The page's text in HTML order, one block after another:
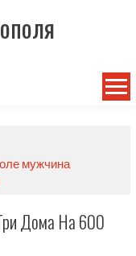
мужчина
Дома На 600